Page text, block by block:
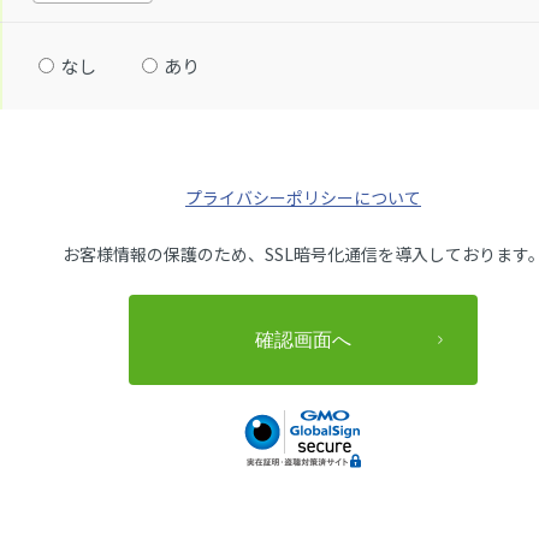
なし あり
プライバシーポリシーについて
お客様情報の保護のため、SSL暗号化通信を導入しております